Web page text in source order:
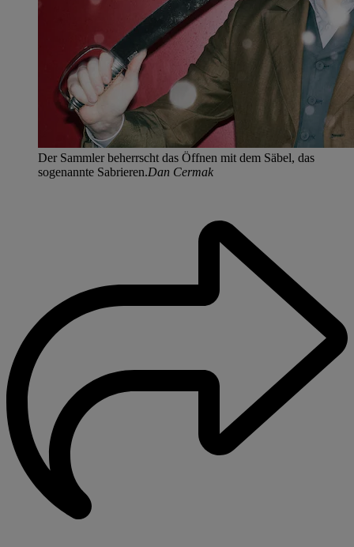
Der Sammler beherrscht das Öffnen mit dem Säbel, das
sogenannte Sabrieren.Dan Cermak